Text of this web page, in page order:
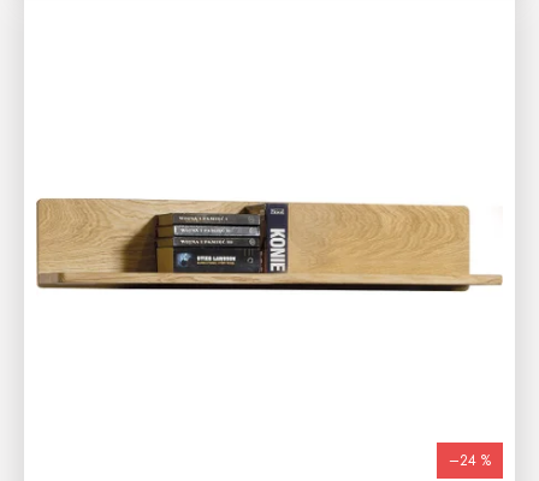
O
D
K
–24 %